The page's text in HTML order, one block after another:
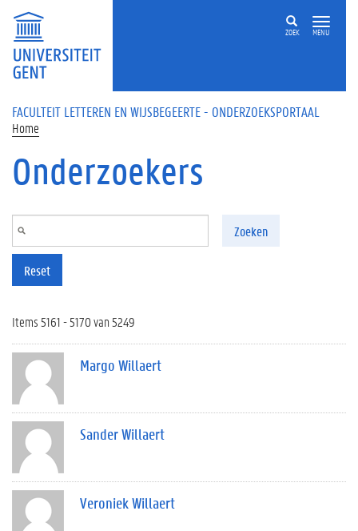
Overslaan en naar de inhoud gaan
ZOEK MENU
FACULTEIT LETTEREN EN WIJSBEGEERTE - ONDERZOEKSPORTAAL
Home
Onderzoekers
Zoeken
Reset
Items 5161 - 5170 van 5249
Margo Willaert
Sander Willaert
Veroniek Willaert